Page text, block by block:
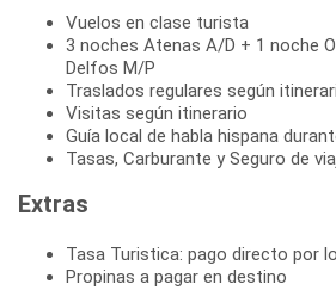
Vuelos en clase turista
3 noches Atenas A/D + 1 noche
Delfos M/P
Traslados regulares según
Visitas según itinerario
Guía local de habla hispana
Tasas, Carburante y Seguro de
Extras
Tasa Turistica: pago directo por
Propinas a pagar en destino